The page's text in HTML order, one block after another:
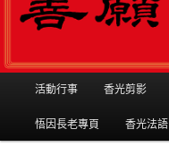
跳到主內容
跳到第二內容
活動行事 香光剪影
悟因長老專頁 香光法語